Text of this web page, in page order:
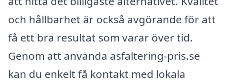
och hållbarhet är också avgörande för att
få ett bra resultat som varar över tid.
Genom att använda asfaltering-pris.se
kan du enkelt få kontakt med lokala